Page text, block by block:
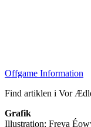
Offgame Information
Find artiklen i Vor
Grafik
Illustration: Freya